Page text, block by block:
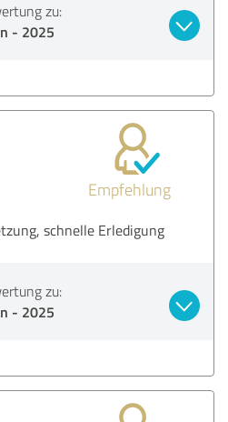
zu:
- 2025
Empfehlung
schnelle Erledigung
zu:
- 2025